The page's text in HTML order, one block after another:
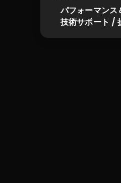
パフォーマンス
技術サポート /